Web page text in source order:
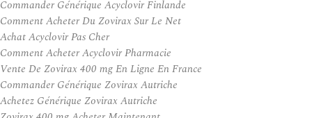
Commander Générique Acyclovir Finlande
Comment Acheter Du Zovirax Sur Le Net
Achat Acyclovir Pas Cher
Comment Acheter Acyclovir Pharmacie
Vente De Zovirax 400 mg En Ligne En France
Commander Générique Zovirax Autriche
Achetez Générique Zovirax Autriche